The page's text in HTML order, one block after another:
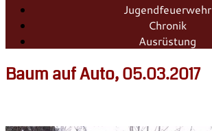
Jugendfeuerwehr
Chronik
Ausrüstung
Baum auf Auto, 05.03.2017